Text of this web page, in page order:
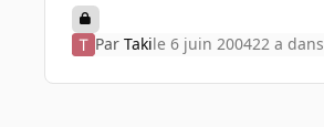
Par Takile 6 juin 200422 a dans